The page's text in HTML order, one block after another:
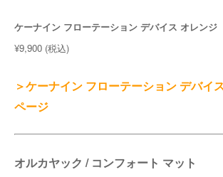
ケーナイン フローテーション デバイス オレンジ
¥9,900 (税込)
＞ケーナイン フローテーション デバイ
ページ
オルカヤック / コンフォート マット